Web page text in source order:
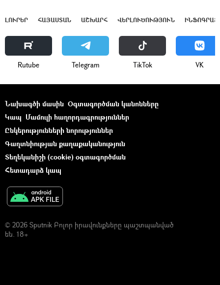
ԼՈՒՐԵՐ ՀԱՅԱՍՏԱՆ ԱՇԽԱՐՀ ՎԵՐԼՈՒԾՈՒԹՅՈՒՆ
Rutube Telegram ТikТоk VK
Նախագծի մասին Օգտագործման կանոնները
Կապ Մամուլի հաղորդագրություններ
Ընկերությունների նորություններ
Գաղտնիության քաղաքականություն
Տեղեկանիշի (cookie) օգտագործման
Հետադարձ կապ
© 2026 Sputnik Բոլոր իրավունքները պաշտպանված
են. 18+